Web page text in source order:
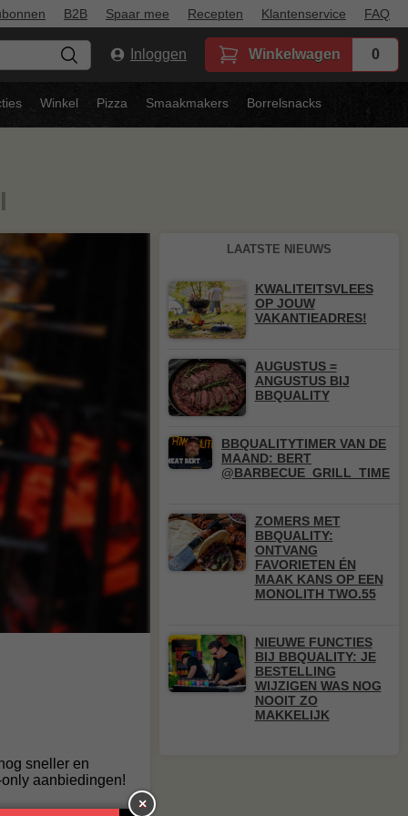
B2B Spaar mee Recepten Klantenservice FAQ
Inloggen Winkelwagen 0
Winkel Pizza Smaakmakers Borrelsnacks
sneller en
aanbiedingen!
LAATSTE NIEUWS
KWALITEITSVLEES
OP JOUW
VAKANTIEADRES!
AUGUSTUS =
ANGUSTUS BIJ
BBQUALITY
BBQUALITYTIMER VAN DE
MAAND: BERT
@BARBECUE_GRILL_TIME
ZOMERS MET
BBQUALITY:
ONTVANG
FAVORIETEN ÉN
MAAK KANS OP EEN
MONOLITH TWO.55
NIEUWE FUNCTIES
BIJ BBQUALITY: JE
BESTELLING
WIJZIGEN WAS NOG
NOOIT ZO
MAKKELIJK
×